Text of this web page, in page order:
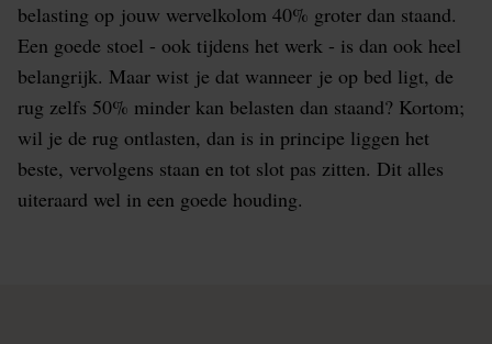
belasting op jouw wervelkolom 40% groter dan staand.
Een goede stoel - ook tijdens het werk - is dan ook heel
belangrijk. Maar wist je dat wanneer je op bed ligt, de
rug zelfs 50% minder kan belasten dan staand? Kortom;
wil je de rug ontlasten, dan is in principe liggen het
beste, vervolgens staan en tot slot pas zitten. Dit alles
uiteraard wel in een goede houding.